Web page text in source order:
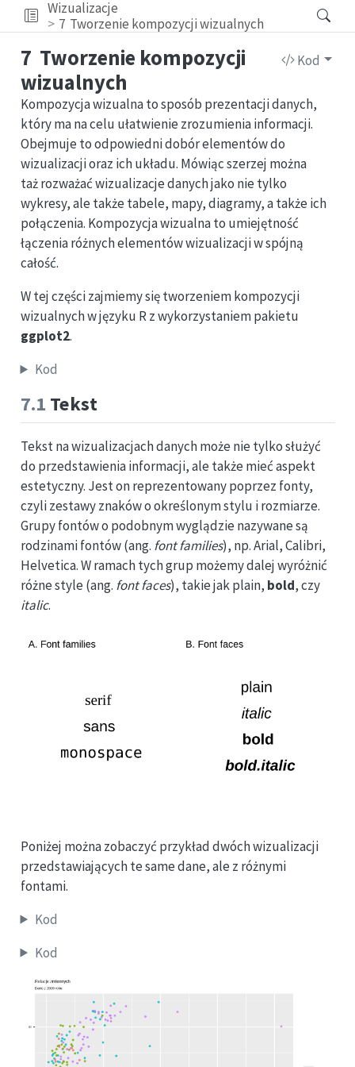
Wizualizacje
7 Tworzenie kompozycji wizualnych
7 Tworzenie kompozycji
wizualnych
Kod
Kompozycja wizualna to sposób prezentacji danych,
który ma na celu ułatwienie zrozumienia informacji.
Obejmuje to odpowiedni dobór elementów do
wizualizacji oraz ich układu. Mówiąc szerzej można
taż rozważać wizualizacje danych jako nie tylko
wykresy, ale także tabele, mapy, diagramy, a także ich
połączenia. Kompozycja wizualna to umiejętność
łączenia różnych elementów wizualizacji w spójną
całość.
W tej części zajmiemy się tworzeniem kompozycji
wizualnych w języku R z wykorzystaniem pakietu
ggplot2.
Kod
7.1 Tekst
Tekst na wizualizacjach danych może nie tylko służyć
do przedstawienia informacji, ale także mieć aspekt
estetyczny. Jest on reprezentowany poprzez fonty,
czyli zestawy znaków o określonym stylu i rozmiarze.
Grupy fontów o podobnym wyglądzie nazywane są
rodzinami fontów (ang. font families), np. Arial, Calibri,
Helvetica. W ramach tych grup możemy dalej wyróżnić
różne style (ang. font faces), takie jak plain, bold, czy
italic.
Poniżej można zobaczyć przykład dwóch wizualizacji
przedstawiających te same dane, ale z różnymi
fontami.
Kod
Kod